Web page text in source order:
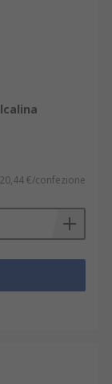
20,44 €/confezione